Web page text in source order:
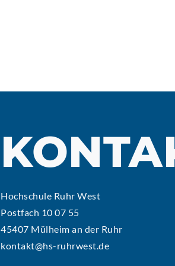
Hochschule Ruhr West
Postfach 10 07 55
45407 Mülheim an der Ruhr
kontakt@hs-ruhrwest.de